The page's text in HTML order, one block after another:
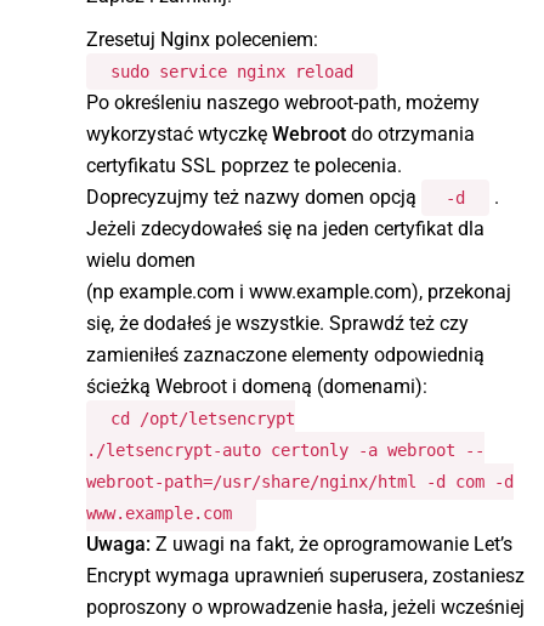
Zresetuj Nginx poleceniem:
sudo service nginx reload
Po określeniu naszego webroot-path, możemy
wykorzystać wtyczkę Webroot do otrzymania
certyfikatu SSL poprzez te polecenia.
Doprecyzujmy też nazwy domen opcją
-d
.
Jeżeli zdecydowałeś się na jeden certyfikat dla
wielu domen
(np example.com i www.example.com), przekonaj
się, że dodałeś je wszystkie. Sprawdź też czy
zamieniłeś zaznaczone elementy odpowiednią
ścieżką Webroot i domeną (domenami):
cd /opt/letsencrypt
./letsencrypt-auto certonly -a webroot --
webroot-path=/usr/share/nginx/html -d com -d
www.example.com
Uwaga: Z uwagi na fakt, że oprogramowanie Let’s
Encrypt wymaga uprawnień superusera, zostaniesz
poproszony o wprowadzenie hasła, jeżeli wcześniej